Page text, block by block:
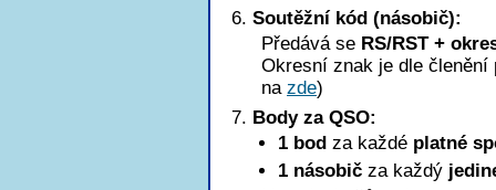
Soutěžní kód (násobič):
Předává se RS/RST +
Okresní znak je dle členění
na zde)
Body za QSO:
1 bod za každé platné
1 násobič za každý